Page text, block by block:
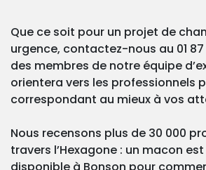
Que ce soit pour un projet de
urgence, contactez-nous au 01 87
des membres de notre équipe
orientera vers les professionnels
correspondant au mieux à vos
Nous recensons plus de 30 000
travers l’Hexagone : un macon